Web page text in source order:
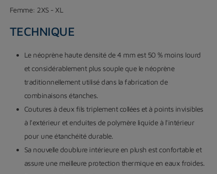
Femme: 2XS - XL
TECHNIQUE
Le néoprène haute densité de 4 mm est 50 % moins lourd
et considérablement plus souple que le néoprène
traditionnellement utilisé dans la fabrication de
combinaisons étanches.
Coutures à deux fils triplement collées et à points invisibles
à l'extérieur et enduites de polymère liquide à l'intérieur
pour une étanchéité durable.
Sa nouvelle doublure intérieure en plush est confortable et
assure une meilleure protection thermique en eaux froides.